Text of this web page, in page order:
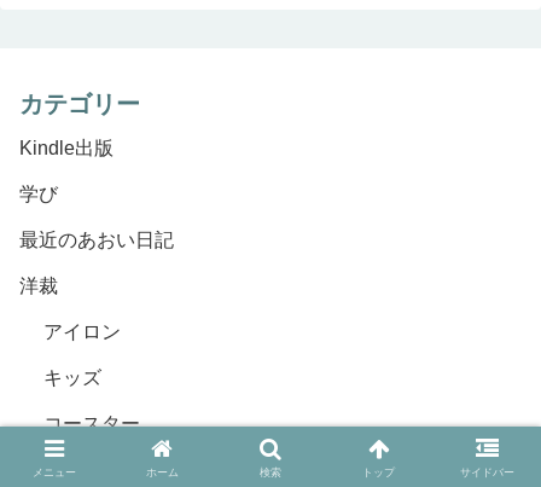
カテゴリー
Kindle出版
学び
最近のあおい日記
洋裁
アイロン
キッズ
コースター
ハサミ
メニュー ホーム 検索 トップ サイドバー